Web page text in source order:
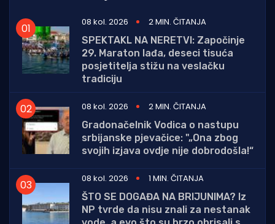
08 kol. 2026
2 MIN. ČITANJA
SPEKTAKL NA NERETVI: Započinje
29. Maraton lađa, deseci tisuća
posjetitelja stižu na veslačku
tradiciju
08 kol. 2026
2 MIN. ČITANJA
Gradonačelnik Vodica o nastupu
srbijanske pjevačice: "„Ona zbog
svojih izjava ovdje nije dobrodošla!“
08 kol. 2026
1 MIN. ČITANJA
ŠTO SE DOGAĐA NA BRIJUNIMA? Iz
NP tvrde da nisu znali za nestanak